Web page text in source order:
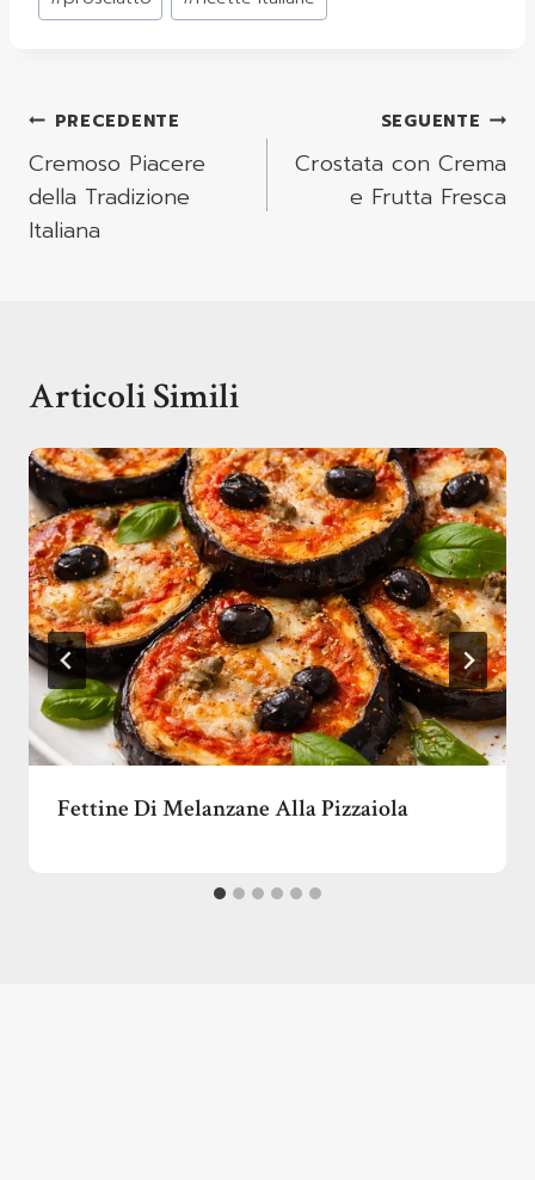
Navigazione
Articoli
PRECEDENTE
Cremoso Piacere
della Tradizione
Italiana
SEGUENTE
Crostata con Crema
e Frutta Fresca
Articoli Simili
Fettine Di Melanzane Alla Pizzaiola